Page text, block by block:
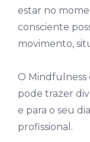
estar no
consciente
movimento,
O Mindfulness
pode trazer
e para o seu
profissional.